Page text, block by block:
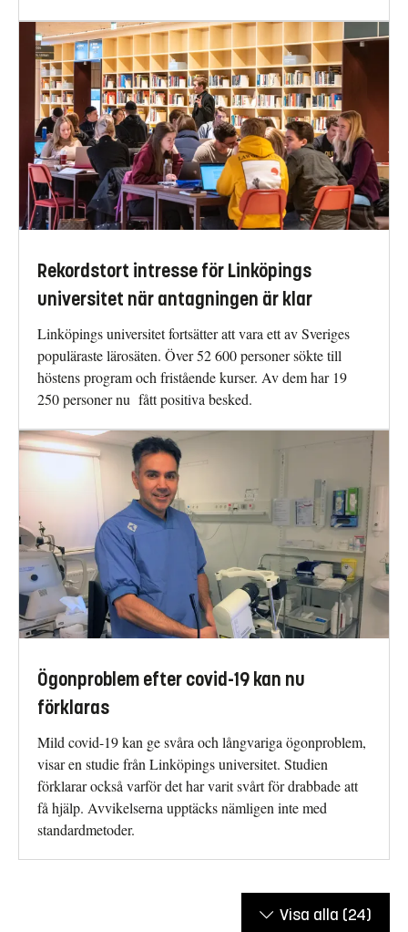
Rekordstort intresse för Linköpings
universitet när antagningen är klar
Linköpings universitet fortsätter att vara ett av Sveriges
populäraste lärosäten. Över 52 600 personer sökte till
höstens program och fristående kurser. Av dem har 19
250 personer nu fått positiva besked.
Ögonproblem efter covid-19 kan nu
förklaras
Mild covid-19 kan ge svåra och långvariga ögonproblem,
visar en studie från Linköpings universitet. Studien
förklarar också varför det har varit svårt för drabbade att
få hjälp. Avvikelserna upptäcks nämligen inte med
standardmetoder.
Visa alla (24)